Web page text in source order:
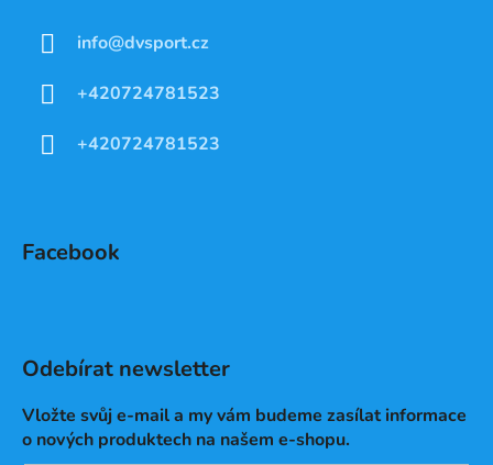
info@dvsport.cz
+420724781523
+420724781523
Facebook
Odebírat newsletter
Vložte svůj e-mail a my vám budeme zasílat informace
o nových produktech na našem e-shopu.